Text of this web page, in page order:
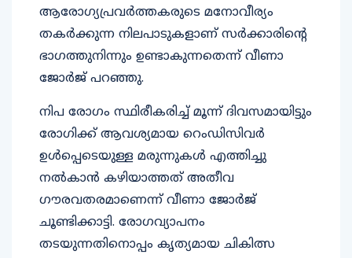
ആരോഗ്യപ്രവർത്തകരുടെ മനോവീര്യം
തകർക്കുന്ന നിലപാടുകളാണ് സർക്കാരിന്റെ
ഭാഗത്തുനിന്നും ഉണ്ടാകുന്നതെന്ന് വീണാ
ജോർജ് പറഞ്ഞു.
നിപ രോഗം സ്ഥിരീകരിച്ച് മൂന്ന് ദിവസമായിട്ടും
രോഗിക്ക് ആവശ്യമായ റെംഡിസിവർ
ഉൾപ്പെടെയുള്ള മരുന്നുകൾ എത്തിച്ചു
നൽകാൻ കഴിയാത്തത് അതീവ
ഗൗരവതരമാണെന്ന് വീണാ ജോർജ്
ചൂണ്ടിക്കാട്ടി. രോഗവ്യാപനം
തടയുന്നതിനൊപ്പം കൃത്യമായ ചികിത്സ